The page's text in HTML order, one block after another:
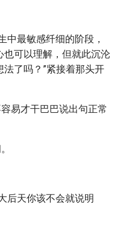
中最敏感纤细的阶段，
可以理解，但就此沉沦
了吗？”紧接着那头开
易才干巴巴说出句正常
后天你该不会就说明